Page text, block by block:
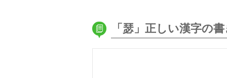
「瑟」正しい漢字の